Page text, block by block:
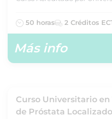
50 horas 2 Créditos
Más info
Curso Universitario
de Próstata Localizado